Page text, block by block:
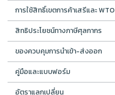
การใช้สิทธิ์เขตการค้าเสรีและ WTO
สิทธิประโยชน์ทางภาษีศุลกากร
ของควบคุมการนำเข้า-ส่งออก
คู่มือและแบบฟอร์ม
อัตราแลกเปลี่ยน